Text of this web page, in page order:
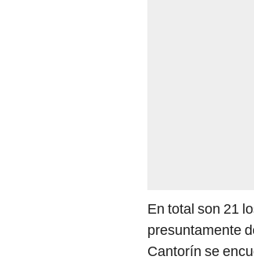
En total son 21
presuntamente
Cantorín se